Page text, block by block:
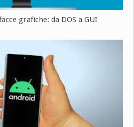
grafiche: da DOS a GUI